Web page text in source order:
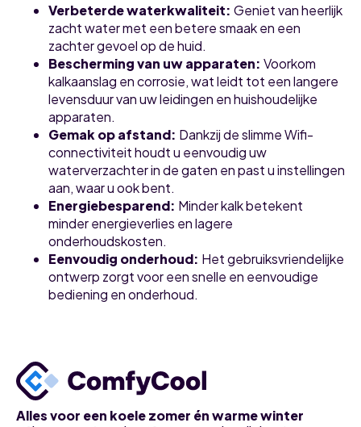
Verbeterde waterkwaliteit: Geniet van heerlijk
zacht water met een betere smaak en een
zachter gevoel op de huid.
Bescherming van uw apparaten: Voorkom
kalkaanslag en corrosie, wat leidt tot een langere
levensduur van uw leidingen en huishoudelijke
apparaten.
Gemak op afstand: Dankzij de slimme Wifi-
connectiviteit houdt u eenvoudig uw
waterverzachter in de gaten en past u instellingen
aan, waar u ook bent.
Energiebesparend: Minder kalk betekent
minder energieverlies en lagere
onderhoudskosten.
Eenvoudig onderhoud: Het gebruiksvriendelijke
ontwerp zorgt voor een snelle en eenvoudige
bediening en onderhoud.
Alles voor een koele zomer én warme winter